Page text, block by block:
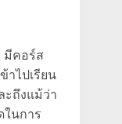
มีคอร์ส
าไปเรียน
ะถึงแม้ว่า
ในการ